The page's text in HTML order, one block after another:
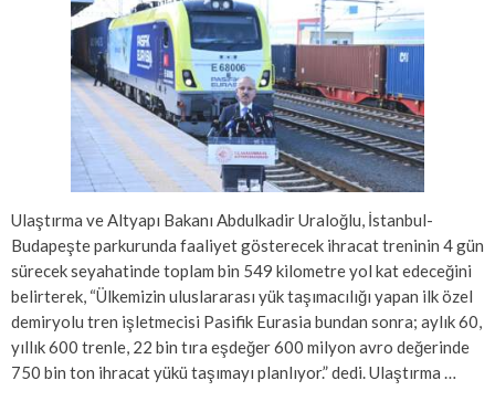
Ulaştırma ve Altyapı Bakanı Abdulkadir Uraloğlu, İstanbul-
Budapeşte parkurunda faaliyet gösterecek ihracat treninin 4 gün
sürecek seyahatinde toplam bin 549 kilometre yol kat edeceğini
belirterek, “Ülkemizin uluslararası yük taşımacılığı yapan ilk özel
demiryolu tren işletmecisi Pasifik Eurasia bundan sonra; aylık 60,
yıllık 600 trenle, 22 bin tıra eşdeğer 600 milyon avro değerinde
750 bin ton ihracat yükü taşımayı planlıyor.” dedi. Ulaştırma …